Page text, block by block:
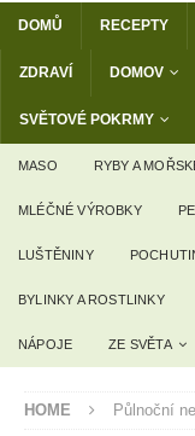
DOMŮ RECEPTY
ZDRAVÍ DOMOV
SVĚTOVÉ POKRMY
MASO RYBY A
MLÉČNÉ VÝROBKY
LUŠTĚNINY
BYLINKY A ROSTLINKY
NÁPOJE ZE SVĚTA
HOME Půlnoční